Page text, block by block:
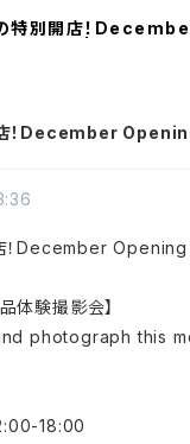
特別開店！
！December
！December
体験撮影会】
photograph this
18:00